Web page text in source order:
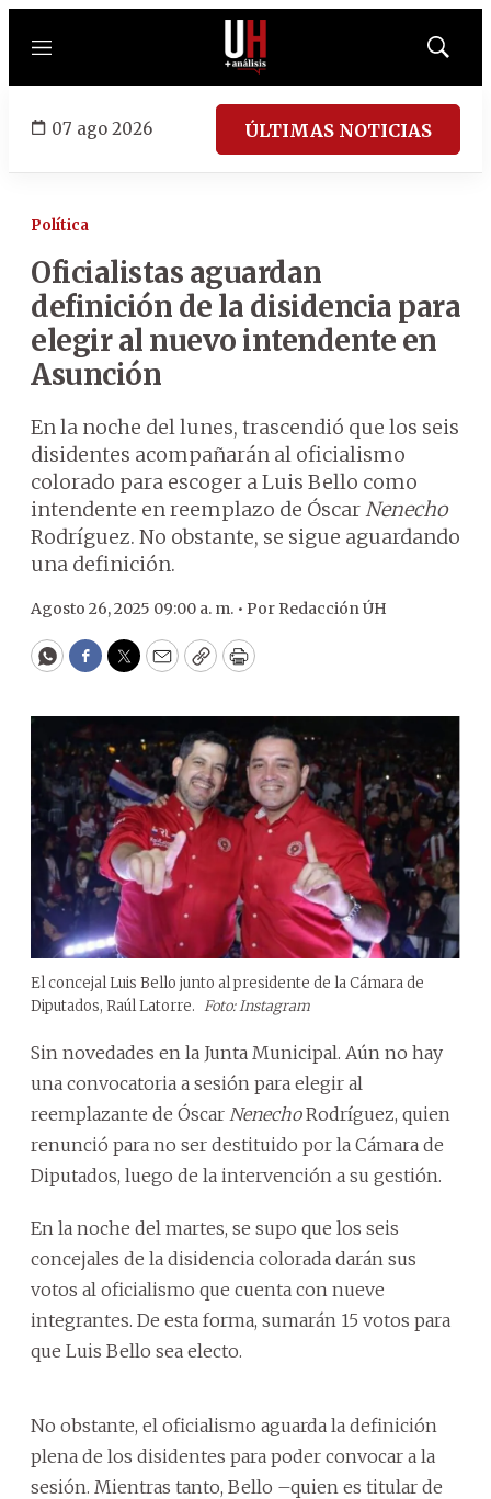
Menú
Mostrar
07 ago 2026 ÚLTIMAS NOTICIAS
Política
Oficialistas aguardan
definición de la disidencia para
elegir al nuevo intendente en
Asunción
En la noche del lunes, trascendió que los seis
disidentes acompañarán al oficialismo
colorado para escoger a Luis Bello como
intendente en reemplazo de ÓscarNenecho
Rodríguez. No obstante, se sigue aguardando
una definición.
Agosto 26, 2025 09:00 a. m. • Por Redacción ÚH
WhatsApp
Facebook
Twitter
EmailCopyPrint
El concejal Luis Bello junto al presidente de la Cámara de
Diputados, Raúl Latorre. Foto: Instagram
Sin novedades en la Junta Municipal. Aún no hay
una convocatoria a sesión para elegir al
reemplazante de Óscar NenechoRodríguez, quien
renunció para no ser destituido por la Cámara de
Diputados, luego de la intervención a su gestión.
En la noche del martes, se supo que los seis
concejales de la disidencia colorada darán sus
votos al oficialismo que cuenta con nueve
integrantes. De esta forma, sumarán 15 votos para
que Luis Bello sea electo.
No obstante, el oficialismo aguarda la definición
plena de los disidentes para poder convocar a la
sesión. Mientras tanto, Bello –quien es titular de